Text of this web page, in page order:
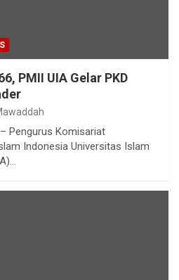
PMII UIA Gelar PKD
Pengurus Komisariat
Indonesia Universitas Islam